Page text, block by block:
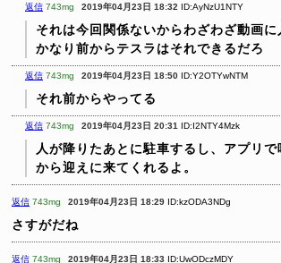
返信 743mg 2019年04月23日 18:32 ID:AyNzU1NTY
それは今回関係ないからわざわざ動画
かなり前からテスラはそれできるだろ
返信 743mg 2019年04月23日 18:50 ID:Y2OTYwNTM
それ前からやってる
返信 743mg 2019年04月23日 20:31 ID:I2NTY4Mzk
人が降りたあとに駐車するし、アプリ
から迎えに来てくれるよ。
返信 743mg 2019年04月23日 18:29 ID:kzODA3NDg
さすがだね
返信 743mg 2019年04月23日 18:33 ID:UwODczMDY